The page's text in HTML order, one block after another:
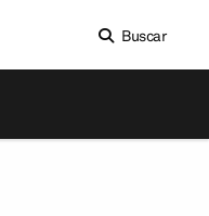
Buscar